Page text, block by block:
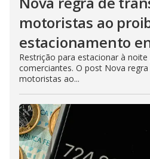
motoristas ao
estacionamento
Restrição para estacionar à
comerciantes. O post Nova
motoristas ao...